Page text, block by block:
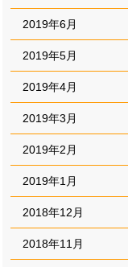
2019年6月
2019年5月
2019年4月
2019年3月
2019年2月
2019年1月
2018年12月
2018年11月